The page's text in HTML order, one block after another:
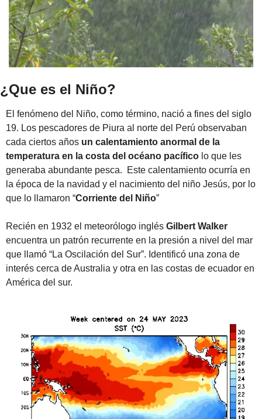
¿Que es el Niño?
El fenómeno del Niño, como término, nació a fines del siglo
19. Los pescadores de Piura al norte del Perú observaban
cada ciertos años un calentamiento anormal de la
temperatura en la costa del océano pacífico lo que les
generaba abundante pesca.  Este calentamiento ocurría en
la época de la navidad y el nacimiento del niño Jesús, por lo
que lo llamaron “Corriente del Niño”
Recién en 1932 el meteorólogo inglés Gilbert Walker
encuentra un patrón recurrente en la presión a nivel del mar
que llamó “La Oscilación del Sur”. Identificó una zona de
interés cerca de Australia y otra en las costas de ecuador en
América del sur.